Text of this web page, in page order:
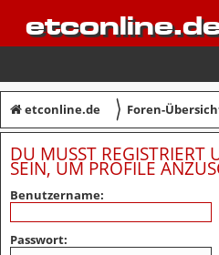
etconline.de 〉 Foren-
DU MUSST REGISTRIERT
SEIN, UM PROFILE
Benutzername:
Passwort: